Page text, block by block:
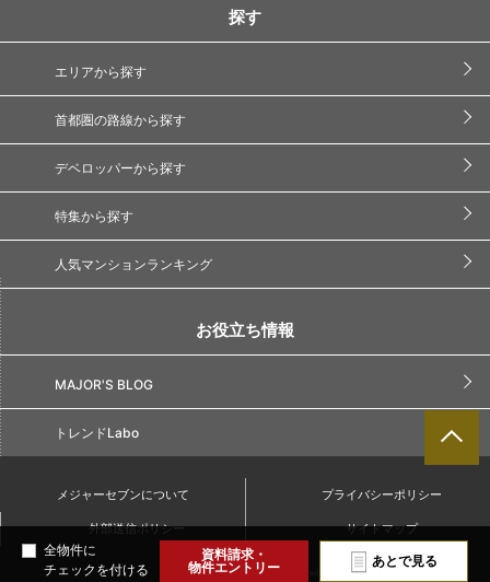
全物件に
チェックを付ける
資料請求・
物件エントリー
あとで見る
探す
エリアから探す
首都圏の路線から探す
デベロッパーから探す
特集から探す
人気マンションランキング
お役立ち情報
MAJOR'S BLOG
トレンドLabo
メジャーセブンについて プライバシーポリシー
外部送信ポリシー サイトマップ
Copyright(C) Major7. All Rights Reserved.